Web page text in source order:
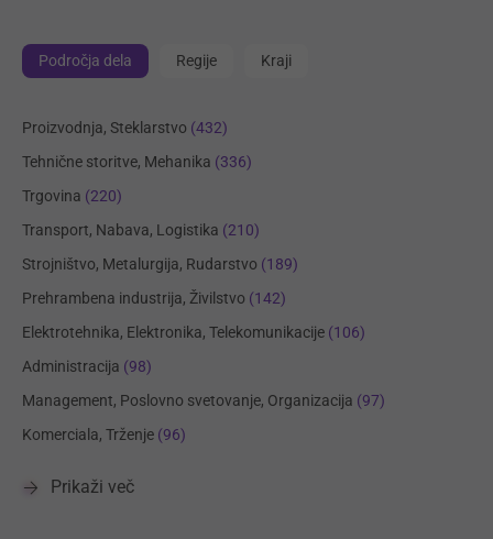
Področja dela Regije Kraji
Proizvodnja, Steklarstvo (432)
Tehnične storitve, Mehanika (336)
Trgovina (220)
Transport, Nabava, Logistika (210)
Strojništvo, Metalurgija, Rudarstvo (189)
Prehrambena industrija, Živilstvo (142)
Elektrotehnika, Elektronika, Telekomunikacije (106)
Administracija (98)
Management, Poslovno svetovanje, Organizacija (97)
Komerciala, Trženje (96)
Prikaži več